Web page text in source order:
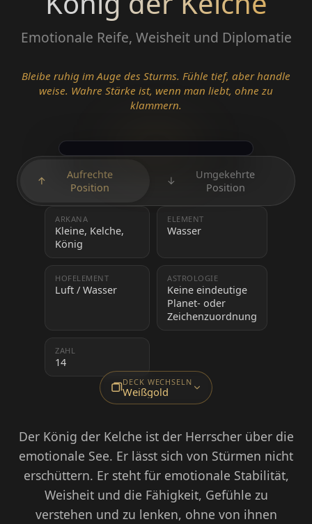
Emotionale Reife, Weisheit und Diplomatie
Bleibe ruhig im Auge des Sturms. Fühle tief, aber handle
weise. Wahre Stärke ist, wenn man liebt, ohne zu
klammern.
↑
Aufrechte
Position
↓
Umgekehrte
Position
ARKANA
Kleine, Kelche,
König
ELEMENT
Wasser
HOFELEMENT
Luft / Wasser
ASTROLOGIE
Keine eindeutige
Planet- oder
Zeichenzuordnung
ZAHL
14
DECK WECHSELN
Weißgold
Der König der Kelche ist der Herrscher über die
emotionale See. Er lässt sich von Stürmen nicht
erschüttern. Er steht für emotionale Stabilität,
Weisheit und die Fähigkeit, Gefühle zu
verstehen und zu lenken, ohne von ihnen